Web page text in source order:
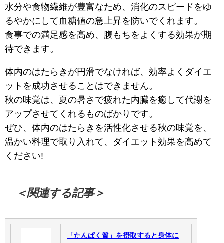
水分や食物繊維が豊富なため、消化のスピードをゆ
るやかにして血糖値の急上昇を防いでくれます。
食事での満足感を高め、腹もちをよくする効果が期
待できます。
体内のはたらきが円滑でなければ、効率よくダイエ
ットを成功させることはできません。
秋の味覚は、夏の暑さで疲れた内臓を癒して代謝を
アップさせてくれるものばかりです。
ぜひ、体内のはたらきを活性化させる秋の味覚を、
温かい料理で取り入れて、ダイエット効果を高めて
ください!
＜関連する記事＞
「たんぱく質」を摂取すると身体に